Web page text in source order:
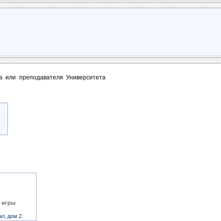
или преподавателя Университета
игры
дом 2.